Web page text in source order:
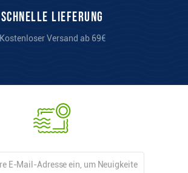
Schnelle Lieferung
Kostenloser Versand ab 69€